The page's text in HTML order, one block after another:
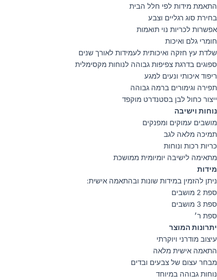
התאמת מידות לפי חלל הבית
בחירת סוג רגליים וצבע
אפשרות לכריות נוי תואמות
חומרי גלם ואיכות
שלדת עץ חזקה ואיכותית לעמידות לאורך שנים
ספוגים בדרגת צפיפות גבוהה לנוחות מקסימלית
ריפוד איכותי ונעים למגע
תפירה וגימורים ברמה גבוהה
ייצור כחול לבן בסטנדרט מוקפד
נוחות וישיבה
מושבים עמוקים ומפנקים
תמיכה מלאה לגב
כריות רכות ונוחות
מתאימה לישיבה יומיומית ממושכת
מידות
ניתן להזמין במידות שונות ובהתאמה אישית:
ספת 2 מושבים
ספת 3 מושבים
ספת ר׳
יתרונות המוצר
עיצוב מודרני ויוקרתי
התאמה אישית מלאה
מבחר עצום של צבעים ובדים
נוחות גבוהה במיוחד